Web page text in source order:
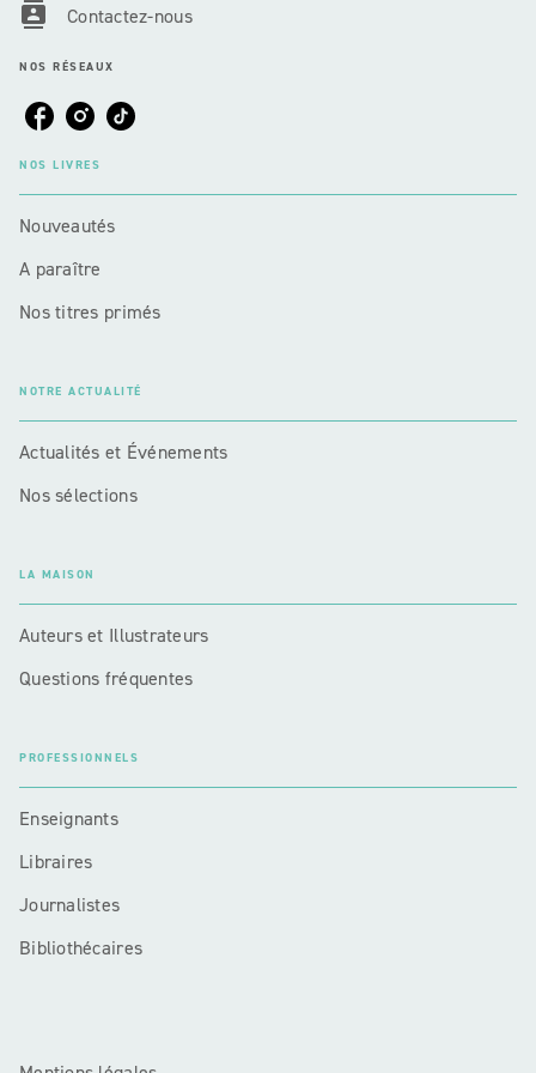
contacts Contactez-nous
NOS RÉSEAUX
NOS LIVRES
Nouveautés
A paraître
Nos titres primés
NOTRE ACTUALITÉ
Actualités et Événements
Nos sélections
LA MAISON
Auteurs et Illustrateurs
Questions fréquentes
PROFESSIONNELS
Enseignants
Libraires
Journalistes
Bibliothécaires